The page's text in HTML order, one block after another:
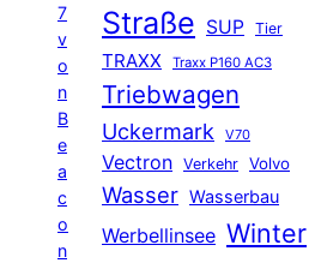
7
v
o
n
B
e
a
c
o
n
Straße SUP Tier
TRAXX Traxx P160 AC3
Triebwagen
Uckermark V70
Vectron Verkehr Volvo
Wasser Wasserbau
Werbellinsee Winter